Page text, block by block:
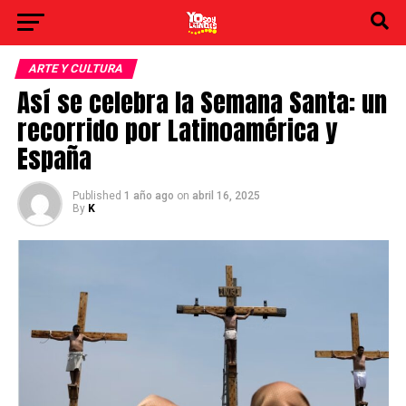
ARTE Y CULTURA
Así se celebra la Semana Santa: un
recorrido por Latinoamérica y
España
Published 1 año ago on abril 16, 2025
By K